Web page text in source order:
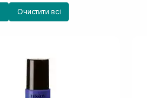
Очистити всі